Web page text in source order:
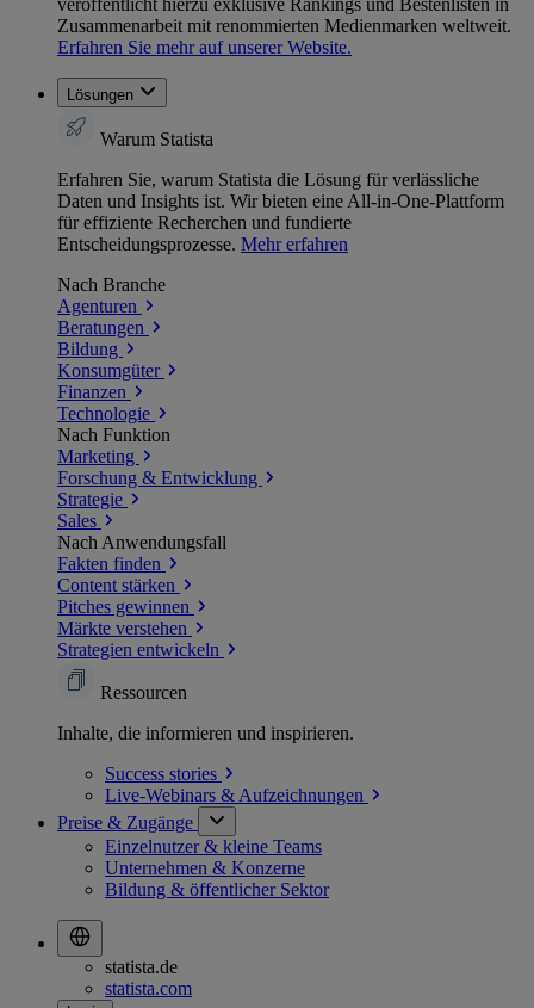
veröffentlicht hierzu exklusive Rankings und Bestenlisten in
Zusammenarbeit mit renommierten Medienmarken weltweit.
Erfahren Sie mehr auf unserer Website.
Lösungen
Warum Statista
Erfahren Sie, warum Statista die Lösung für verlässliche
Daten und Insights ist. Wir bieten eine All-in-One-Plattform
für effiziente Recherchen und fundierte
Entscheidungsprozesse. Mehr erfahren
Nach Branche
Agenturen
Beratungen
Bildung
Konsumgüter
Finanzen
Technologie
Nach Funktion
Marketing
Forschung & Entwicklung
Strategie
Sales
Nach Anwendungsfall
Fakten finden
Content stärken
Pitches gewinnen
Märkte verstehen
Strategien entwickeln
Ressourcen
Inhalte, die informieren und inspirieren.
Success stories
Live-Webinars & Aufzeichnungen
Preise & Zugänge
Einzelnutzer & kleine Teams
Unternehmen & Konzerne
Bildung & öffentlicher Sektor
statista.de
statista.com